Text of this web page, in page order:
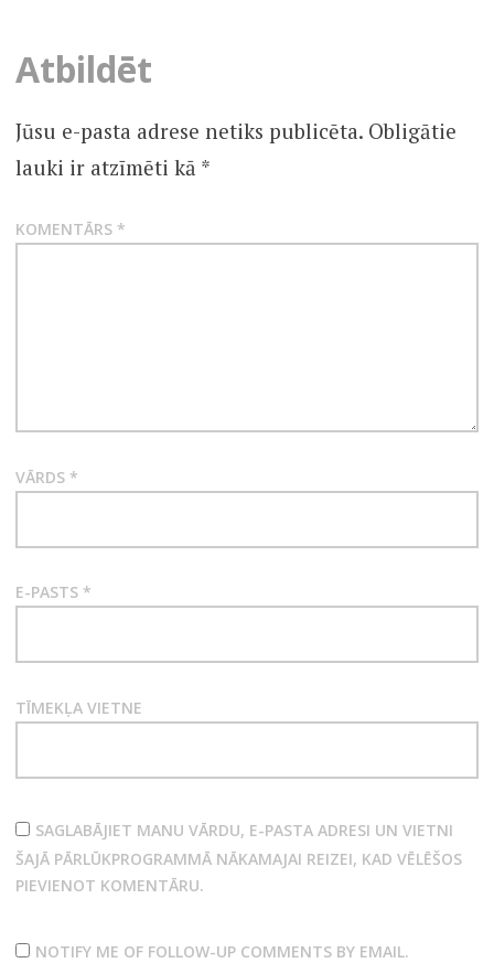
Atbildēt
Jūsu e-pasta adrese netiks publicēta. Obligātie
lauki ir atzīmēti kā *
KOMENTĀRS *
VĀRDS *
E-PASTS *
TĪMEKĻA VIETNE
SAGLABĀJIET MANU VĀRDU, E-PASTA ADRESI UN VIETNI
ŠAJĀ PĀRLŪKPROGRAMMĀ NĀKAMAJAI REIZEI, KAD VĒLĒŠOS
PIEVIENOT KOMENTĀRU.
NOTIFY ME OF FOLLOW-UP COMMENTS BY EMAIL.